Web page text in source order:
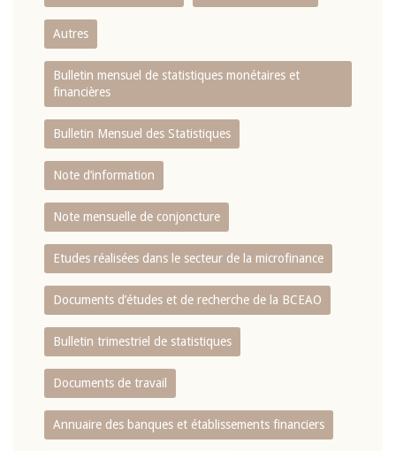
Autres
Bulletin mensuel de statistiques monétaires et
financières
Bulletin Mensuel des Statistiques
Note d’information
Note mensuelle de conjoncture
Etudes réalisées dans le secteur de la microfinance
Documents d’études et de recherche de la BCEAO
Bulletin trimestriel de statistiques
Documents de travail
Annuaire des banques et établissements financiers